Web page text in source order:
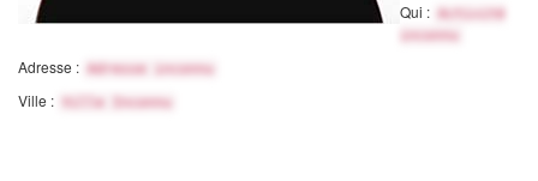
Qui :
Activité
inconnu
Adresse : Adresse inconnu
Ville : Ville Inconnu